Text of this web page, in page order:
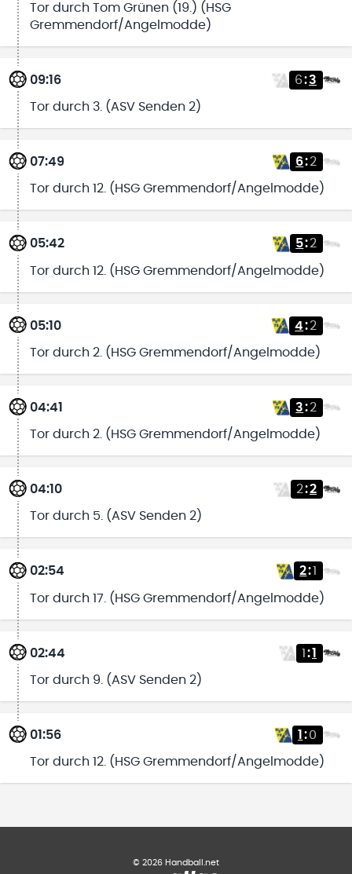
Tor durch Tom Grünen (19.) (HSG
Gremmendorf/Angelmodde)
09:16 6:3
Tor durch 3. (ASV Senden 2)
07:49 6:2
Tor durch 12. (HSG Gremmendorf/Angelmodde)
05:42 5:2
Tor durch 12. (HSG Gremmendorf/Angelmodde)
05:10 4:2
Tor durch 2. (HSG Gremmendorf/Angelmodde)
04:41 3:2
Tor durch 2. (HSG Gremmendorf/Angelmodde)
04:10 2:2
Tor durch 5. (ASV Senden 2)
02:54 2:1
Tor durch 17. (HSG Gremmendorf/Angelmodde)
02:44 1:1
Tor durch 9. (ASV Senden 2)
01:56 1 :0
Tor durch 12. (HSG Gremmendorf/Angelmodde)
© 2026 Handball.net